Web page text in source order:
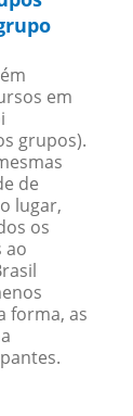
em
grupos).
de
lugar,
os
ao
forma, as